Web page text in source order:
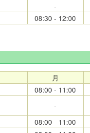
-
08:30 - 12:00
月
08:00 - 11:00
-
08:00 - 11:00